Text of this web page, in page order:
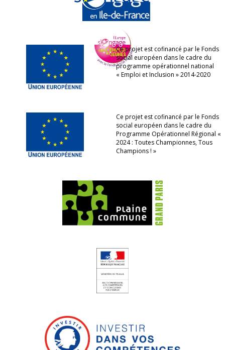
Ce projet est cofinancé par le Fonds
social européen dans le cadre du
programme opérationnel national
« Emploi et Inclusion » 2014-2020
Ce projet est cofinancé par le Fonds
social européen dans le cadre du
Programme Opérationnel Régional «
2024 : Toutes Championnes, Tous
Champions ! »